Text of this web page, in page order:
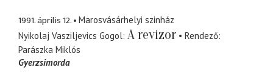
1991. április 12.
Marosvásárhelyi szinház
Nyikolaj Vasziljevics Gogol A revizor
Rendező
Parászka Miklós
Gyerzsimorda